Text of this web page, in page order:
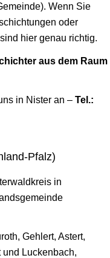
Wenn Sie
oder
hier genau richtig.
aus dem Raum
in Nister an – Tel.:
Pfalz)
in
Gehlert, Astert,
und Luckenbach,